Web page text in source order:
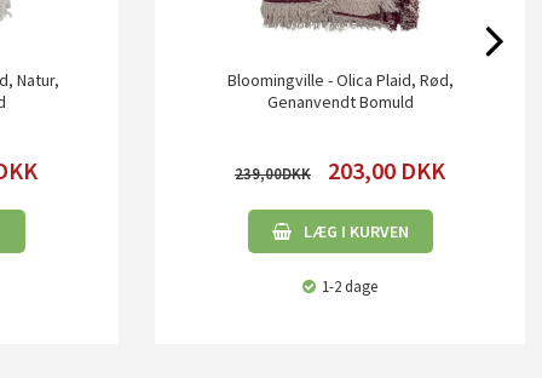
Natur,
Bloomingville - Olica Plaid, Rød,
Genanvendt Bomuld
239,00 203,00 DKK
LÆG I KURVEN
1-2 dage